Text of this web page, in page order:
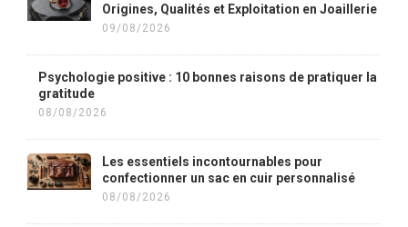
Origines, Qualités et Exploitation en Joaillerie
09/08/2026
Psychologie positive : 10 bonnes raisons de pratiquer la
gratitude
08/08/2026
Les essentiels incontournables pour
confectionner un sac en cuir personnalisé
08/08/2026